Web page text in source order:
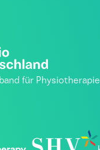
für Physiotherapie